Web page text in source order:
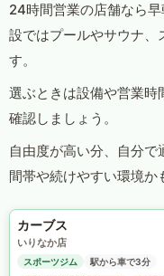
24時間営業の店舗なら
設ではプールやサウナ、
す。
選ぶときは設備や営業時
確認しましょう。
自由度が高い分、自分
間帯や続けやすい環境か
カーブス
いりなか店
スポーツジム
駅から車で3分